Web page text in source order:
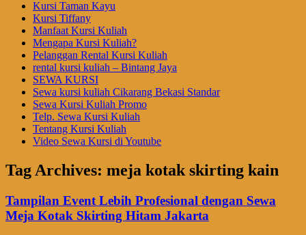
Kursi Taman Kayu
Kursi Tiffany
Manfaat Kursi Kuliah
Mengapa Kursi Kuliah?
Pelanggan Rental Kursi Kuliah
rental kursi kuliah – Bintang Jaya
SEWA KURSI
Sewa kursi kuliah Cikarang Bekasi Standar
Sewa Kursi Kuliah Promo
Telp. Sewa Kursi Kuliah
Tentang Kursi Kuliah
Video Sewa Kursi di Youtube
Tag Archives: meja kotak skirting kain
Tampilan Event Lebih Profesional dengan Sewa
Meja Kotak Skirting Hitam Jakarta